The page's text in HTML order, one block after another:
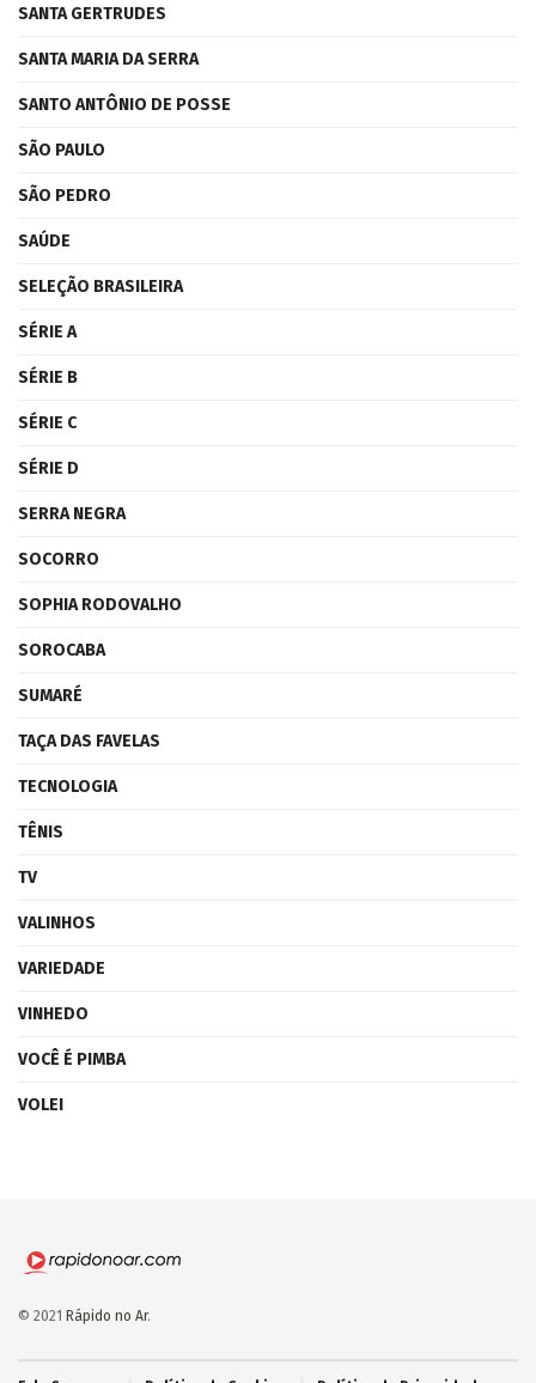
SANTA GERTRUDES
SANTA MARIA DA SERRA
SANTO ANTÔNIO DE POSSE
SÃO PAULO
SÃO PEDRO
SAÚDE
SELEÇÃO BRASILEIRA
SÉRIE A
SÉRIE B
SÉRIE C
SÉRIE D
SERRA NEGRA
SOCORRO
SOPHIA RODOVALHO
SOROCABA
SUMARÉ
TAÇA DAS FAVELAS
TECNOLOGIA
TÊNIS
TV
VALINHOS
VARIEDADE
VINHEDO
VOCÊ É PIMBA
VOLEI
© 2021 Rápido no Ar.